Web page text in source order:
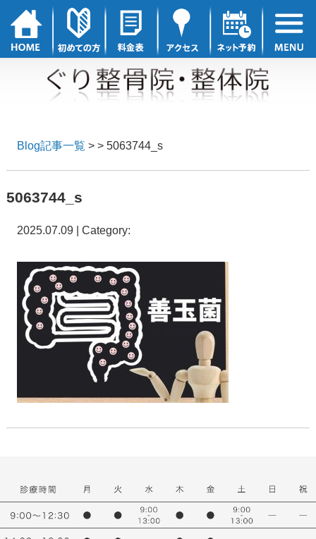
Blog記事一覧 > > 5063744_s
5063744_s
2025.07.09 | Category: